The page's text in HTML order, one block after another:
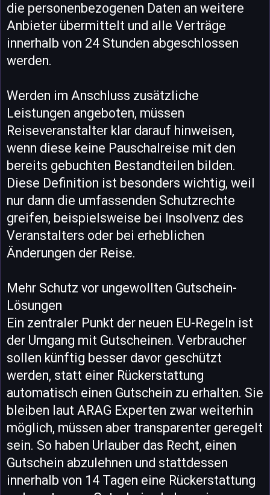
die personenbezogenen Daten an weitere
Anbieter übermittelt und alle Verträge
innerhalb von 24 Stunden abgeschlossen
werden.
Werden im Anschluss zusätzliche
Leistungen angeboten, müssen
Reiseveranstalter klar darauf hinweisen,
wenn diese keine Pauschalreise mit den
bereits gebuchten Bestandteilen bilden.
Diese Definition ist besonders wichtig, weil
nur dann die umfassenden Schutzrechte
greifen, beispielsweise bei Insolvenz des
Veranstalters oder bei erheblichen
Änderungen der Reise.
Mehr Schutz vor ungewollten Gutschein-
Lösungen
Ein zentraler Punkt der neuen EU-Regeln ist
der Umgang mit Gutscheinen. Verbraucher
sollen künftig besser davor geschützt
werden, statt einer Rückerstattung
automatisch einen Gutschein zu erhalten. Sie
bleiben laut ARAG Experten zwar weiterhin
möglich, müssen aber transparenter geregelt
sein. So haben Urlauber das Recht, einen
Gutschein abzulehnen und stattdessen
innerhalb von 14 Tagen eine Rückerstattung